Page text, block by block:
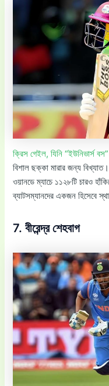
ক্রিস গেইল, যিনি “ইউনিভার্স
বিশাল ছক্কা মারার জন্য
ওয়ানডে ম্যাচে ১১২৮টি চারও
ব্যাটসম্যানদের একজন হিসেবে
7. বীরেন্দ্র শেহবাগ